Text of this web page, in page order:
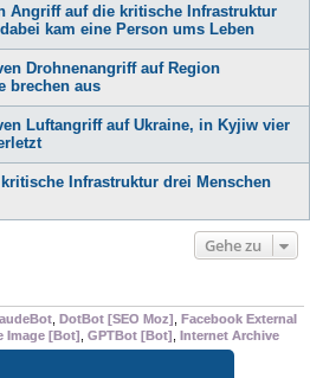
Angriff auf die kritische Infrastruktur
kam eine Person ums Leben
Drohnenangriff auf Region
brechen aus
Luftangriff auf Ukraine, in Kyjiw vier
Infrastruktur drei Menschen
Gehe zu
DotBot [SEO Moz] Facebook External
Image [Bot] GPTBot [Bot] Internet Archive